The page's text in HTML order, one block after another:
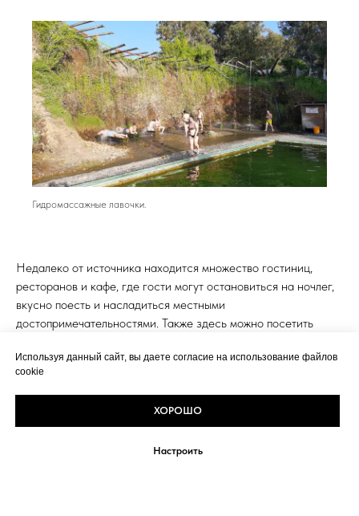
Гидромассажные лавочки.
Недалеко от источника находится множество гостиниц,
ресторанов и кафе, где гости могут остановиться на ночлег,
вкусно поесть и насладиться местными
достопримечательностями. Также здесь можно посетить
истории и культуре Абхазии.
Используя данный сайт, вы даете согласие на использование файлов
cookie
ХОРОШО
Настроить